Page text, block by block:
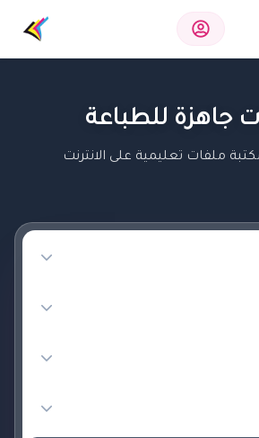
جاهزة للطباعة
ملفات تعليمية على الانترنت